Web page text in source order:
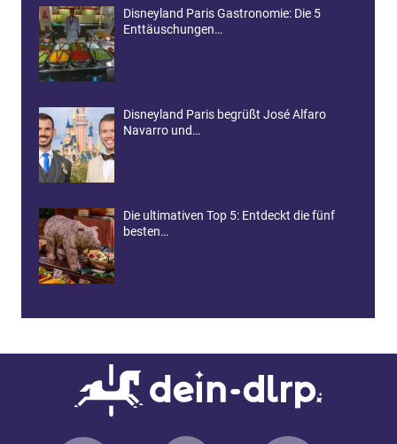
Disneyland Paris Gastronomie: Die 5
Enttäuschungen…
Disneyland Paris begrüßt José Alfaro
Navarro und…
Die ultimativen Top 5: Entdeckt die fünf
besten…